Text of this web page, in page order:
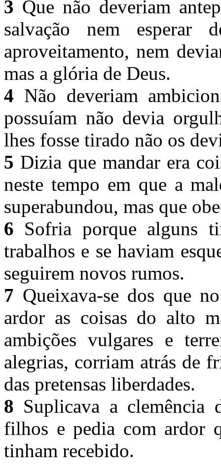
3 Que não deveriam
salvação nem esperar
aproveitamento, nem
mas a glória de Deus.
4 Não deveriam
possuíam não devia
lhes fosse tirado não os
5 Dizia que mandar era
neste tempo em que a
superabundou, mas que
6 Sofria porque alguns
trabalhos e se haviam
seguirem novos rumos.
7 Queixava-se dos que
ardor as coisas do alto
ambições vulgares e
alegrias, corriam atrás de
das pretensas liberdades.
8 Suplicava a clemência
filhos e pedia com ardor
tinham recebido.